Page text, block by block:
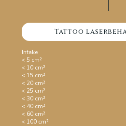
Tattoo
Intake
< 5 cm²
< 10 cm²
< 15 cm²
< 20 cm²
< 25 cm²
< 30 cm²
< 40 cm²
< 60 cm²
< 100 cm²